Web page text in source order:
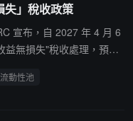
平台市場價格估值。個人
務提供商需註冊納稅並報
擬資產，稅務局負責稅收
監管框架的行政命令。
失」稅收政策
宣布，自 2027 年 4 月 6
益無損失"稅收處理，預計
流動性池